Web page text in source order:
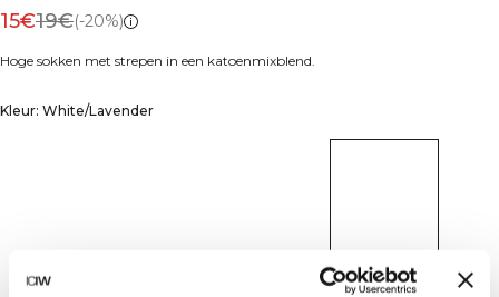
15€19€(-20%)
Hoge sokken met strepen in een katoenmixblend.
Kleur: White/Lavender